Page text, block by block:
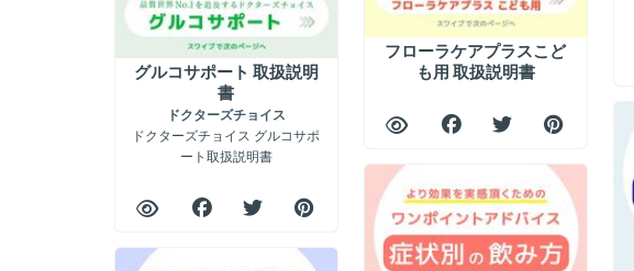
グルコサポート 取扱説明
書
ドクターズチョイス
ドクターズチョイス グルコサポ
ート取扱説明書
フローラケアプラスこど
も用 取扱説明書